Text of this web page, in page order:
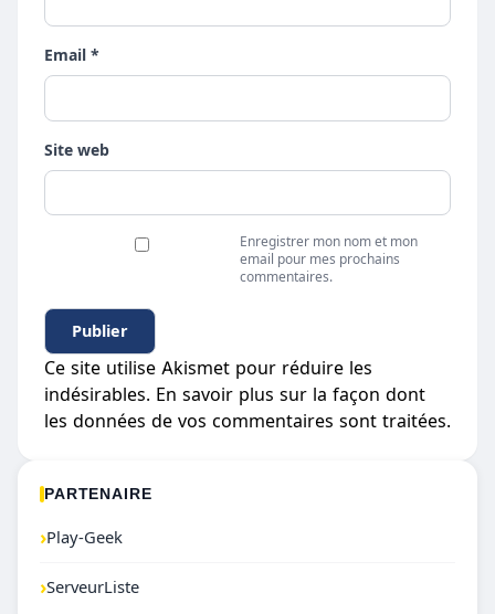
Email *
Site web
Enregistrer mon nom et mon
email pour mes prochains
commentaires.
Ce site utilise Akismet pour réduire les
indésirables. En savoir plus sur la façon dont
les données de vos commentaires sont traitées.
PARTENAIRE
›Play-Geek
›ServeurListe